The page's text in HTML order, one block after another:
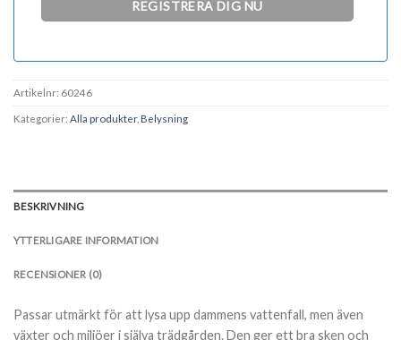
Artikelnr: 60246
Kategorier: Alla produkter, Belysning
BESKRIVNING
YTTERLIGARE INFORMATION
RECENSIONER (0)
Passar utmärkt för att lysa upp dammens vattenfall, men även
växter och miljöer i själva trädgården. Den ger ett bra sken och